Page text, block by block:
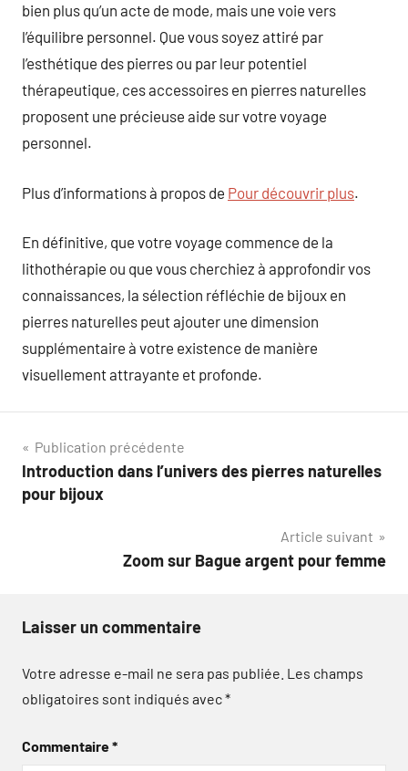
bien plus qu’un acte de mode, mais une voie vers
l’équilibre personnel. Que vous soyez attiré par
l’esthétique des pierres ou par leur potentiel
thérapeutique, ces accessoires en pierres naturelles
proposent une précieuse aide sur votre voyage
personnel.
Plus d’informations à propos de Pour découvrir plus.
En définitive, que votre voyage commence de la
lithothérapie ou que vous cherchiez à approfondir vos
connaissances, la sélection réfléchie de bijoux en
pierres naturelles peut ajouter une dimension
supplémentaire à votre existence de manière
visuellement attrayante et profonde.
Navigation
de
Publication précédente
Introduction dans l’univers des pierres naturelles
pour bijoux
Article suivant
Zoom sur Bague argent pour femme
Laisser un commentaire
Votre adresse e-mail ne sera pas publiée. Les champs
obligatoires sont indiqués avec*
Commentaire*